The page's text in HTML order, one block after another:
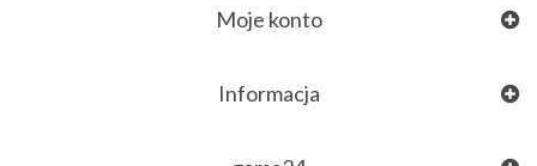
Moje konto
Informacja